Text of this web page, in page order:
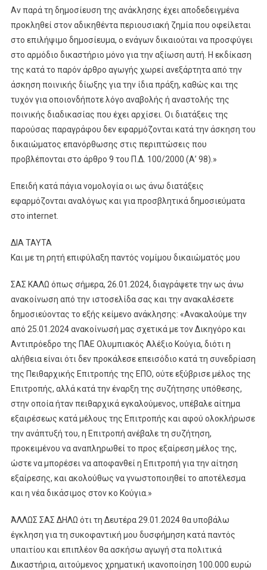
Αν παρά τη δημοσίευση της ανάκλησης έχει αποδεδειγμένα
προκληθεί στον αδικηθέντα περιουσιακή ζημία που οφείλεται
στο επιλήψιμο δημοσίευμα, ο ενάγων δικαιούται να προσφύγει
στο αρμόδιο δικαστήριο μόνο για την αξίωση αυτή. Η εκδίκαση
της κατά το παρόν άρθρο αγωγής χωρεί ανεξάρτητα από την
άσκηση ποινικής δίωξης για την ίδια πράξη, καθώς και της
τυχόν για οποιονδήποτε λόγο αναβολής ή αναστολής της
ποινικής διαδικασίας που έχει αρχίσει. Οι διατάξεις της
παρούσας παραγράφου δεν εφαρμόζονται κατά την άσκηση του
δικαιώματος επανόρθωσης στις περιπτώσεις που
προβλέπονται στο άρθρο 9 του Π.Δ. 100/2000 (Α’ 98).»
Επειδή κατά πάγια νομολογία οι ως άνω διατάξεις
εφαρμόζονται αναλόγως και για προσβλητικά δημοσιεύματα
στο internet.
ΔΙΑ ΤΑΥΤΑ
Και με τη ρητή επιφύλαξη παντός νομίμου δικαιώματός μου
ΣΑΣ ΚΑΛΩ όπως σήμερα, 26.01.2024, διαγράψετε την ως άνω
ανακοίνωση από την ιστοσελίδα σας και την ανακαλέσετε
δημοσιεύοντας το εξής κείμενο ανάκλησης: «Ανακαλούμε την
από 25.01.2024 ανακοίνωσή μας σχετικά με τον Δικηγόρο και
Αντιπρόεδρο της ΠΑΕ Ολυμπιακός Αλέξιο Κούγια, διότι η
αλήθεια είναι ότι δεν προκάλεσε επεισόδιο κατά τη συνεδρίαση
της Πειθαρχικής Επιτροπής της ΕΠΟ, ούτε εξύβρισε μέλος της
Επιτροπής, αλλά κατά την έναρξη της συζήτησης υπόθεσης,
στην οποία ήταν πειθαρχικά εγκαλούμενος, υπέβαλε αίτημα
εξαιρέσεως κατά μέλους της Επιτροπής και αφού ολοκλήρωσε
την ανάπτυξή του, η Επιτροπή ανέβαλε τη συζήτηση,
προκειμένου να αναπληρωθεί το προς εξαίρεση μέλος της,
ώστε να μπορέσει να αποφανθεί η Επιτροπή για την αίτηση
εξαίρεσης, και ακολούθως να γνωστοποιηθεί το αποτέλεσμα
και η νέα δικάσιμος στον κο Κούγια.»
ΆΛΛΩΣ ΣΑΣ ΔΗΛΩ ότι τη Δευτέρα 29.01.2024 θα υποβάλω
έγκληση για τη συκοφαντική μου δυσφήμηση κατά παντός
υπαιτίου και επιπλέον θα ασκήσω αγωγή στα πολιτικά
Δικαστήρια, αιτούμενος χρηματική ικανοποίηση 100.000 ευρώ